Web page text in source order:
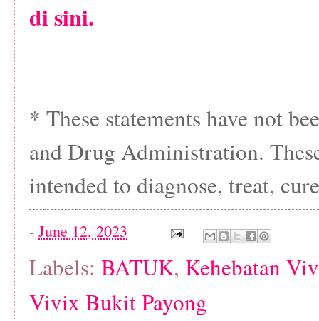
di sini.
* These statements have not
and Drug Administration.
intended to diagnose, treat,
- June 12, 2023
Labels: BATUK, Kehebatan
Vivix Bukit Payong